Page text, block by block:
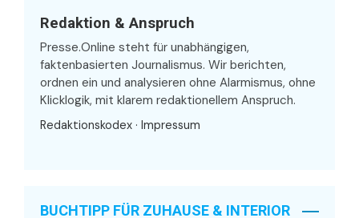
Redaktion & Anspruch
Presse.Online steht für unabhängigen,
faktenbasierten Journalismus. Wir berichten,
ordnen ein und analysieren ohne Alarmismus, ohne
Klicklogik, mit klarem redaktionellem Anspruch.
Redaktionskodex · Impressum
BUCHTIPP FÜR ZUHAUSE & INTERIOR